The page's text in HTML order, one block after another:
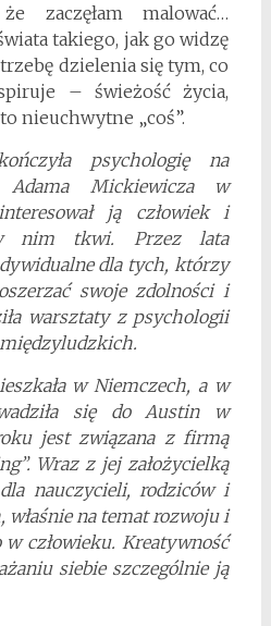
zaczęłam malować…
takiego, jak go widzę
dzielenia się tym, co
– świeżość życia,
nieuchwytne „coś”.
psychologię na
Adama Mickiewicza w
ją człowiek i
nim tkwi. Przez lata
dla tych, którzy
swoje zdolności i
warsztaty z psychologii
w Niemczech, a w
się do Austin w
jest związana z firmą
Wraz z jej założycielką
nauczycieli, rodziców i
na temat rozwoju i
w człowieku. Kreatywność
siebie szczególnie ją